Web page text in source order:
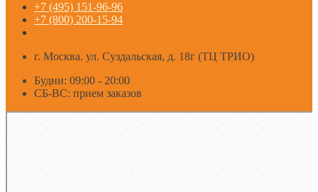
+7 (495) 151-96-96
+7 (800) 200-15-94
г. Москва. ул. Суздальская, д. 18г (ТЦ ТРИО)
Будни: 09:00 - 20:00
СБ-ВС: прием заказов